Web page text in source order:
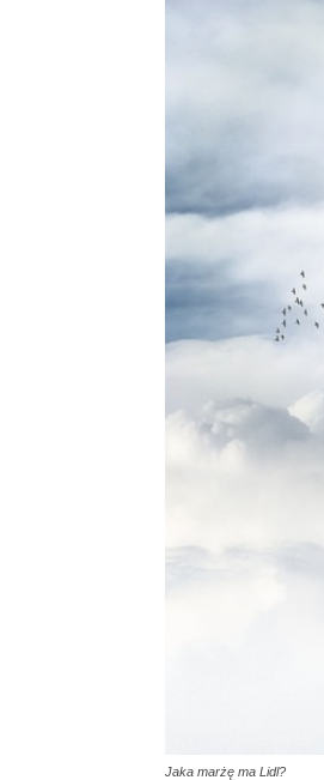
Jaka marżę ma Lidl?